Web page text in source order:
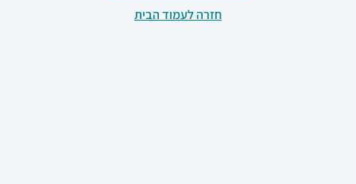
חזרה לעמוד הבית